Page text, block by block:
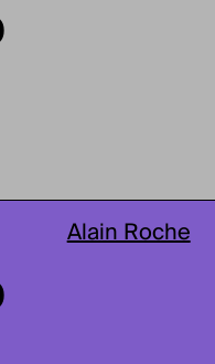
Alain Roche